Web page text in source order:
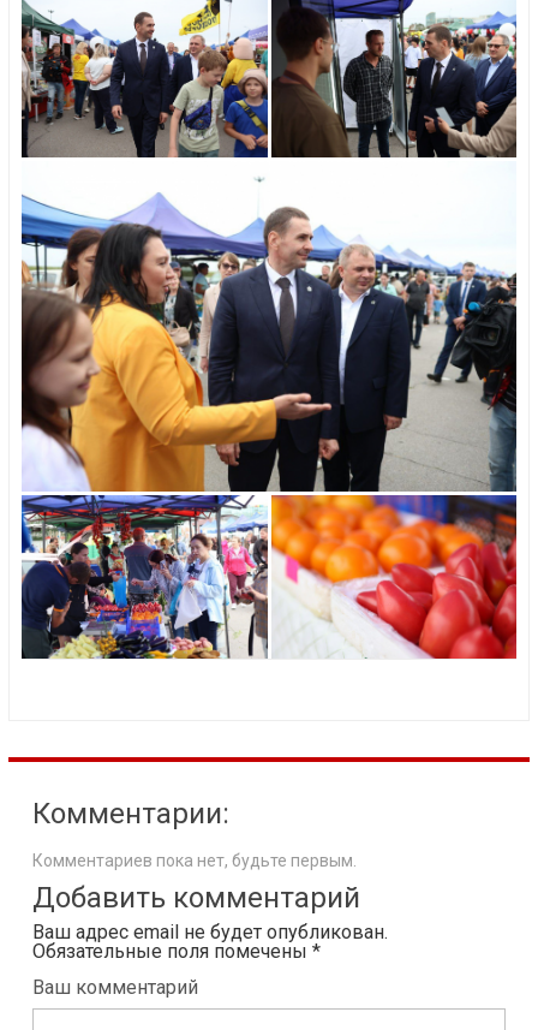
Комментарии:
Комментариев пока нет, будьте первым.
Добавить комментарий
Ваш адрес email не будет опубликован.
Обязательные поля помечены *
Ваш комментарий